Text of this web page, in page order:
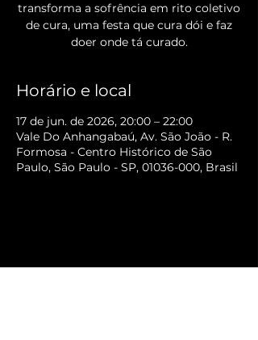
transforma a sofrência em rito coletivo
de cura, uma festa que cura dói e faz
doer onde tá curado.
Horário e local
17 de jun. de 2026, 20:00 – 22:00
Vale Do Anhangabaú, Av. São João - R.
Formosa - Centro Histórico de São
Paulo, São Paulo - SP, 01036-000, Brasil